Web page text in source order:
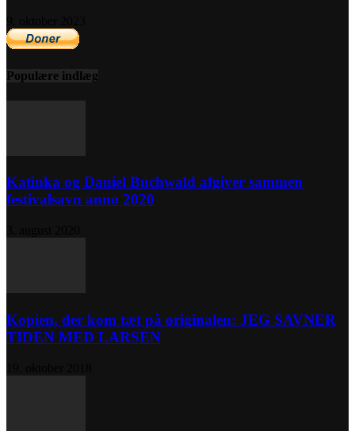
Populære indlæg
Katinka og Daniel Buchwald afgiver sammen
festivalsavn anno 2020
Kopien, der kom tæt på originalen: JEG SAVNER
TIDEN MED LARSEN